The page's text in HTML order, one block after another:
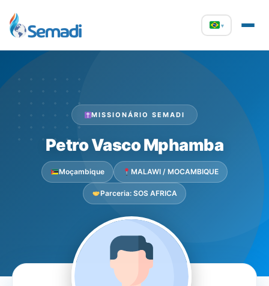
▾
MISSIONÁRIO SEMADI
Petro Vasco Mphamba
Moçambique MALAWI / MOCAMBIQUE
Parceria: SOS AFRICA